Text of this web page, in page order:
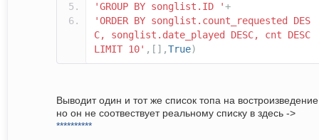
'GROUP BY songlist.ID '+
'ORDER BY songlist.count_requested DES
C, songlist.date_played DESC, cnt DESC
LIMIT 10' ,[],True)
Выводит один и тот же список топа на
но он не соотвествует реальному списку в здесь ->
**********